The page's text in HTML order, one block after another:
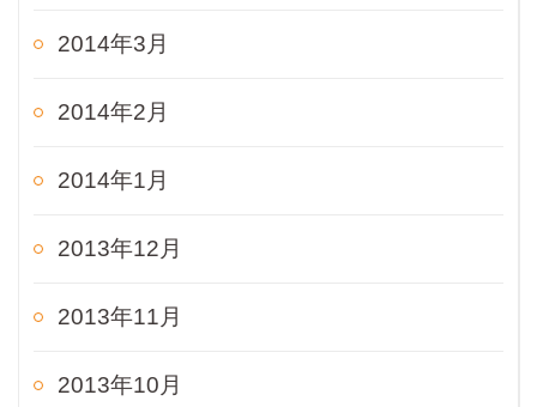
2014年3月
2014年2月
2014年1月
2013年12月
2013年11月
2013年10月